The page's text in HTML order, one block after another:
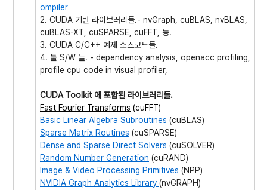
ompiler
2. CUDA 기반 라이브러리들.- nvGraph, cuBLAS, nvBLAS,
cuBLAS-XT, cuSPARSE, cuFFT, 등.
3. CUDA C/C++ 예제 소스코드들.
4. 툴 S/W 들. - dependency analysis, openacc profiling,
profile cpu code in visual profiler,
CUDA Toolkit 에 포함된 라이브러리들.
Fast Fourier Transforms (cuFFT)
Basic Linear Algebra Subroutines (cuBLAS)
Sparse Matrix Routines (cuSPARSE)
Dense and Sparse Direct Solvers (cuSOLVER)
Random Number Generation (cuRAND)
Image & Video Processing Primitives (NPP)
NVIDIA Graph Analytics Library (nvGRAPH)